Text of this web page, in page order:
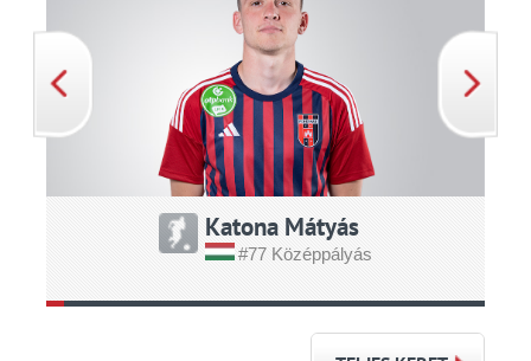
Katona Mátyás
#77 Középpályás